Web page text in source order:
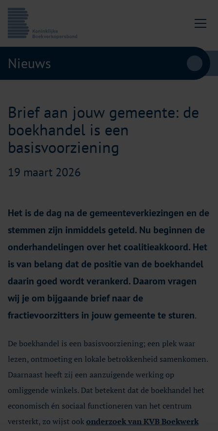
Ga naar content
Nieuws
Brief aan jouw gemeente: de
boekhandel is een
basisvoorziening
19 maart 2026
Het is de dag na de gemeenteverkiezingen en de
stemmen zijn inmiddels geteld. Nu beginnen de
onderhandelingen over het coalitieakkoord. Het
is van belang dat de positie van de boekhandel
daarin goed wordt verankerd. Daarom vragen
wij je om bijgaande brief naar de
fractievoorzitters in jouw gemeente te sturen.
De boekhandel is een basisvoorziening; een plek waar
lezen, ontmoeting en lokale betrokkenheid samenkomen.
Daarnaast heeft zij een aanzuigende werking op
omliggende winkels. Dat betekent dat de boekhandel het
economisch én sociaal functioneren van het centrum
versterkt, zo wijst ookonderzoek van KVB Boekwerk